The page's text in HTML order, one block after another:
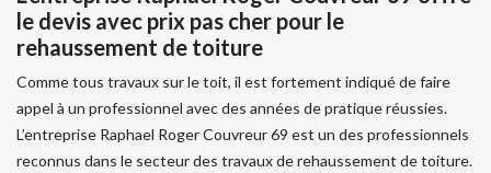
le devis avec prix pas cher pour le
rehaussement de toiture
Comme tous travaux sur le toit, il est fortement indiqué de faire
appel à un professionnel avec des années de pratique réussies.
L’entreprise Raphael Roger Couvreur 69 est un des professionnels
reconnus dans le secteur des travaux de rehaussement de toiture.